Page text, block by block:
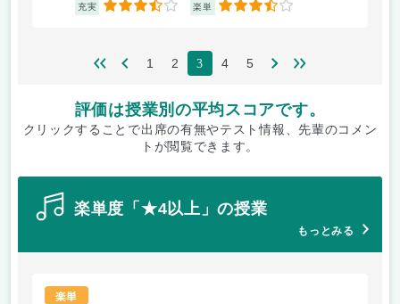
充実 3.5 楽単 3.5
1 2 3 4 5
評価は授業別の平均スコアです。
クリックすることで出席の有無やテスト情報、先輩のコメン
トが閲覧できます。
楽単度「★4以上」の授業
もっとみる
楽単